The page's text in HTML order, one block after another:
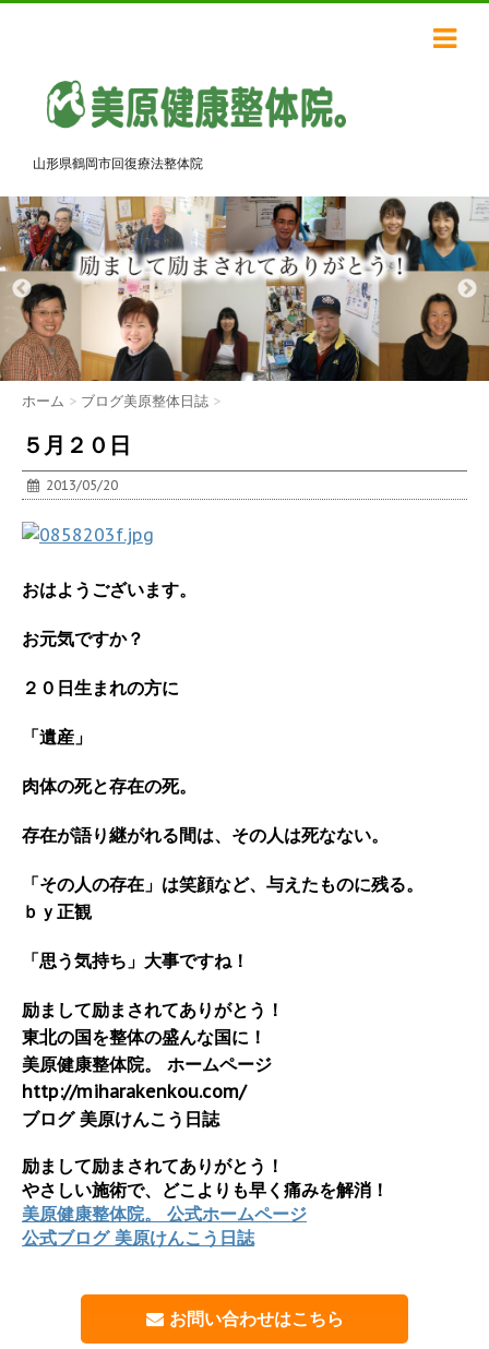
山形県鶴岡市回復療法整体院
ホーム > ブログ美原整体日誌 >
５月２０日
2013/05/20
おはようございます。
お元気ですか？
２０日生まれの方に
「遺産」
肉体の死と存在の死。
存在が語り継がれる間は、その人は死なない。
「その人の存在」は笑顔など、与えたものに残る。
ｂｙ正観
「思う気持ち」大事ですね！
励まして励まされてありがとう！
東北の国を整体の盛んな国に！
美原健康整体院。 ホームページ
http://miharakenkou.com/
ブログ 美原けんこう日誌
励まして励まされてありがとう！
やさしい施術で、どこよりも早く痛みを解消！
美原健康整体院。 公式ホームページ
公式ブログ 美原けんこう日誌
お問い合わせはこちら